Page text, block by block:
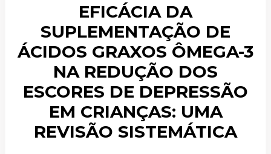
EFICÁCIA DA
SUPLEMENTAÇÃO DE
ÁCIDOS GRAXOS ÔMEGA-3
NA REDUÇÃO DOS
ESCORES DE DEPRESSÃO
EM CRIANÇAS: UMA
REVISÃO SISTEMÁTICA